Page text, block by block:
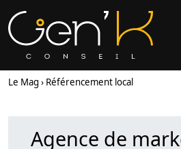
Le Mag Référencement local
Agence de